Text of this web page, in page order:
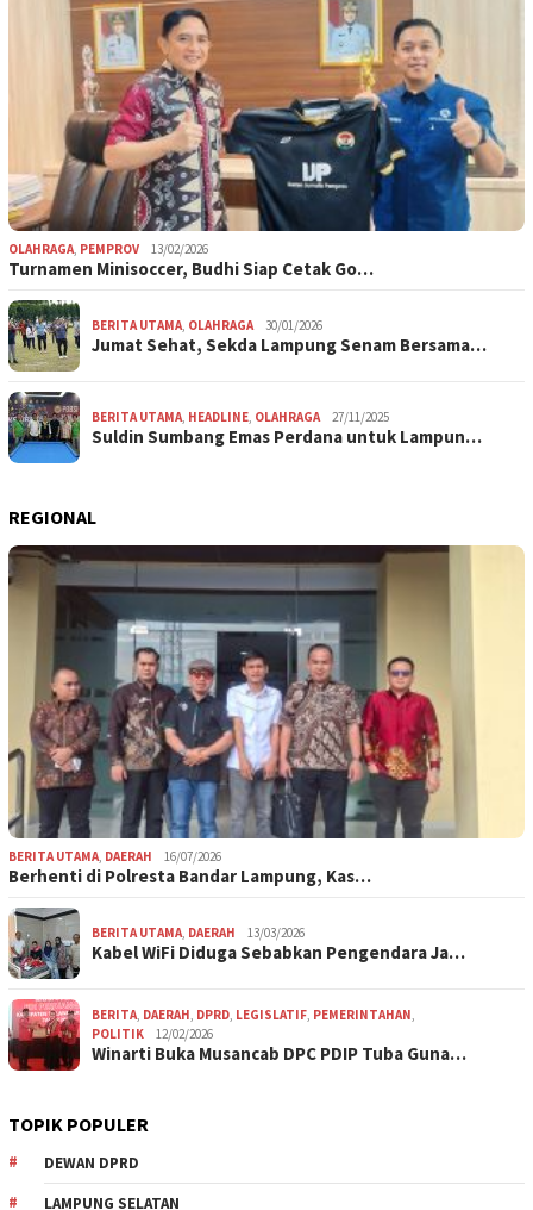
OLAHRAGA, PEMPROV 13/02/2026
Turnamen Minisoccer, Budhi Siap Cetak Go…
BERITA UTAMA, OLAHRAGA 30/01/2026
Jumat Sehat, Sekda Lampung Senam Bersama…
BERITA UTAMA, HEADLINE, OLAHRAGA 27/11/2025
Suldin Sumbang Emas Perdana untuk Lampun…
REGIONAL
BERITA UTAMA, DAERAH 16/07/2026
Berhenti di Polresta Bandar Lampung, Kas…
BERITA UTAMA, DAERAH 13/03/2026
Kabel WiFi Diduga Sebabkan Pengendara Ja…
BERITA, DAERAH, DPRD, LEGISLATIF, PEMERINTAHAN,
POLITIK
12/02/2026
Winarti Buka Musancab DPC PDIP Tuba Guna…
TOPIK POPULER
DEWAN DPRD
LAMPUNG SELATAN